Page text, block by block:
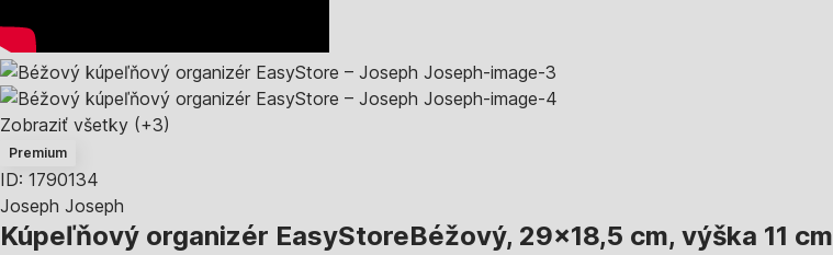
Zobraziť všetky (+3)
Premium
ID: 1790134
Joseph Joseph
Kúpeľňový organizér EasyStoreBéžový, 29x18,5 cm, výška 11 cm